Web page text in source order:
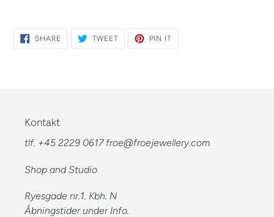
SHARE SHARE
TWEETTWEET
PIN ITPIN
Kontakt
tlf. +45 2229 0617 froe@froejewellery.com
Shop and Studio
Ryesgade nr.1. Kbh. N
Åbningstider under Info.